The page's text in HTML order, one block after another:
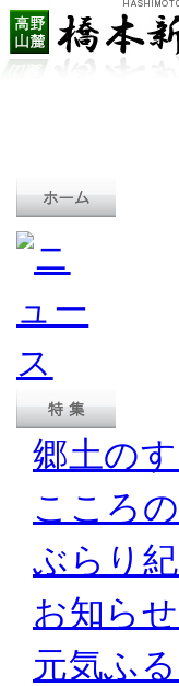
郷土の
こころ
ぶらり
お知ら
元気ふ